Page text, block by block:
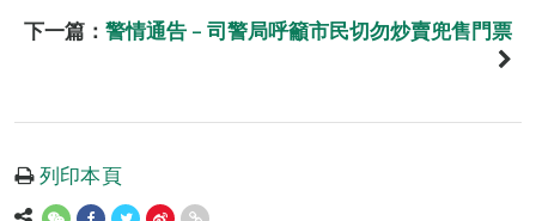
下一篇： 警情通告 – 司警局呼籲市民切勿炒賣兜售門票
列印本頁